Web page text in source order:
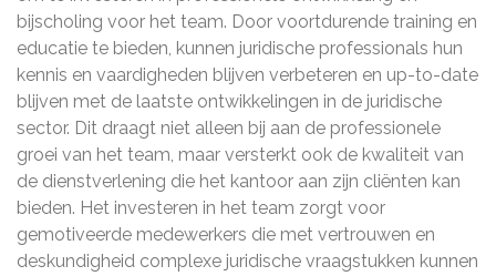
bijscholing voor het team. Door voortdurende training en
educatie te bieden, kunnen juridische professionals hun
kennis en vaardigheden blijven verbeteren en up-to-date
blijven met de laatste ontwikkelingen in de juridische
sector. Dit draagt niet alleen bij aan de professionele
groei van het team, maar versterkt ook de kwaliteit van
de dienstverlening die het kantoor aan zijn cliënten kan
bieden. Het investeren in het team zorgt voor
gemotiveerde medewerkers die met vertrouwen en
deskundigheid complexe juridische vraagstukken kunnen